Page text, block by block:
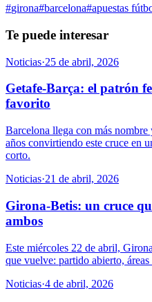
#girona#barcelona#apuestas
Te puede interesar
Noticias·25 de abril, 2026
Getafe-Barça: el patrón
favorito
Barcelona llega con más
años convirtiendo este cruce en
corto.
Noticias·21 de abril, 2026
Girona-Betis: un cruce
ambos
Este miércoles 22 de abril,
que vuelve: partido abierto,
Noticias·4 de abril, 2026